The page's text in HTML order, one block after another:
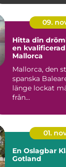
09.
Hitta din
en
Mallorca
Mallorca, den
spanska
länge lockat
från...
01.
En Oslagbar
Gotland